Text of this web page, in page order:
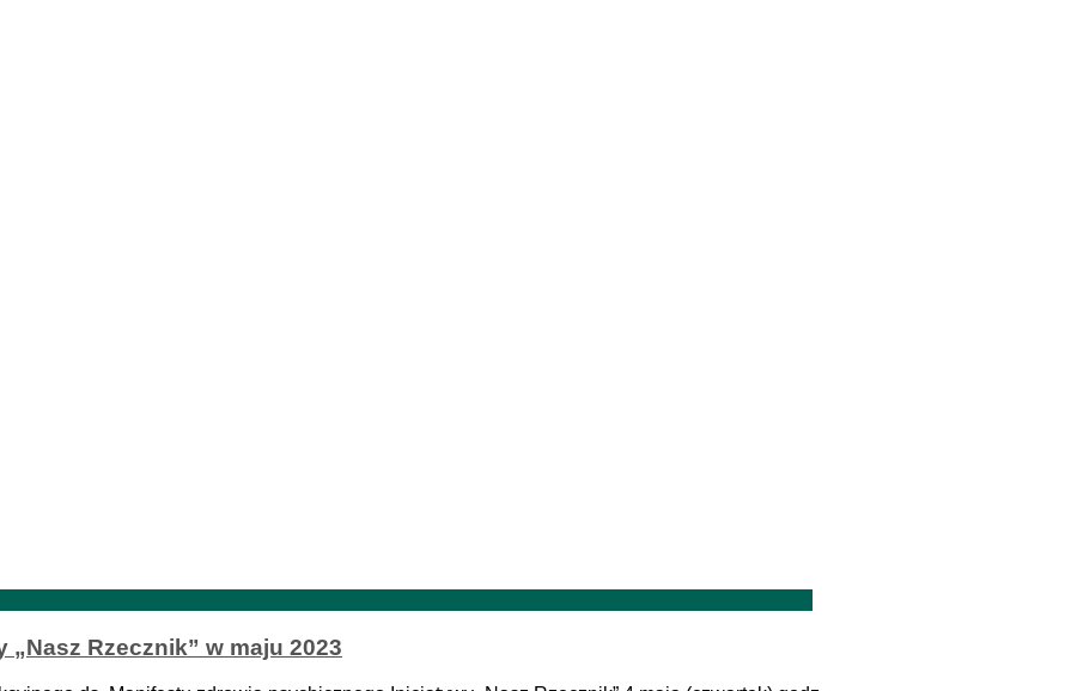
Rzecznik” w maju 2023